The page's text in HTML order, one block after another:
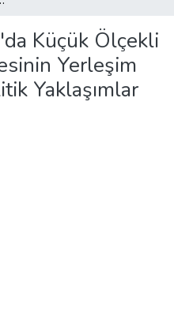
Küçük Ölçekli
Yerleşim
Yaklaşımlar